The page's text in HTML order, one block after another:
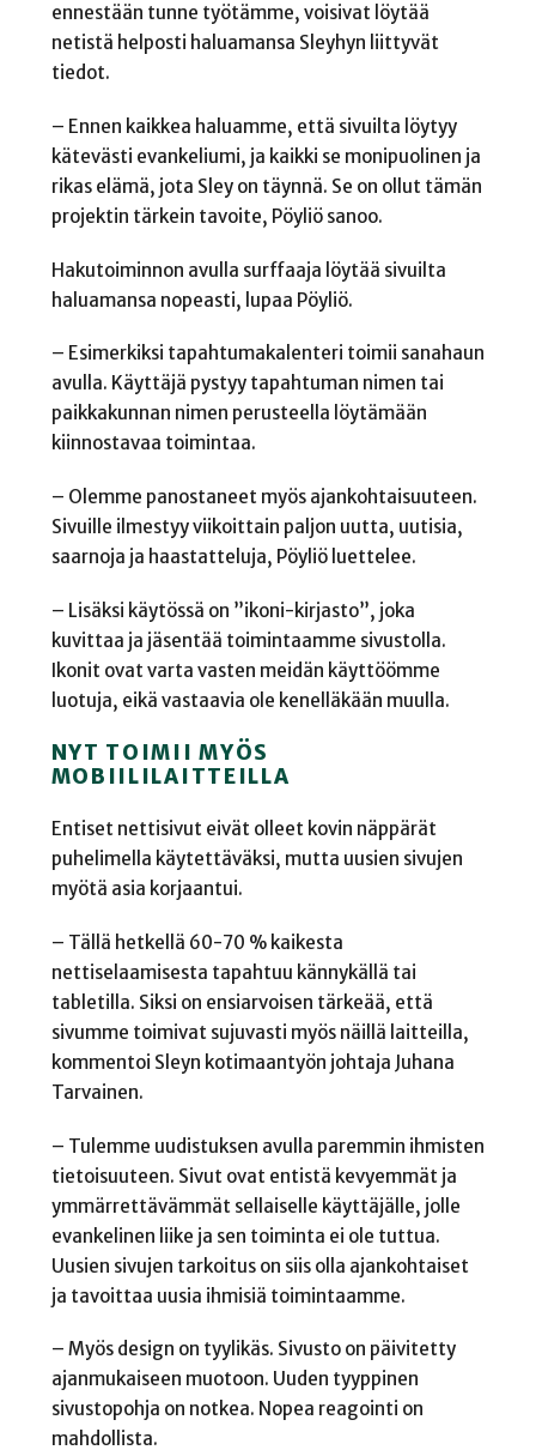
ennestään tunne työtämme, voisivat löytää
netistä helposti haluamansa Sleyhyn liittyvät
tiedot.
– Ennen kaikkea haluamme, että sivuilta löytyy
kätevästi evankeliumi, ja kaikki se monipuolinen ja
rikas elämä, jota Sley on täynnä. Se on ollut tämän
projektin tärkein tavoite, Pöyliö sanoo.
Hakutoiminnon avulla surffaaja löytää sivuilta
haluamansa nopeasti, lupaa Pöyliö.
– Esimerkiksi tapahtumakalenteri toimii sanahaun
avulla. Käyttäjä pystyy tapahtuman nimen tai
paikkakunnan nimen perusteella löytämään
kiinnostavaa toimintaa.
– Olemme panostaneet myös ajankohtaisuuteen.
Sivuille ilmestyy viikoittain paljon uutta, uutisia,
saarnoja ja haastatteluja, Pöyliö luettelee.
– Lisäksi käytössä on ”ikoni-kirjasto”, joka
kuvittaa ja jäsentää toimintaamme sivustolla.
Ikonit ovat varta vasten meidän käyttöömme
luotuja, eikä vastaavia ole kenelläkään muulla.
NYT TOIMII MYÖS
MOBIILILAITTEILLA
Entiset nettisivut eivät olleet kovin näppärät
puhelimella käytettäväksi, mutta uusien sivujen
myötä asia korjaantui.
– Tällä hetkellä 60-70 % kaikesta
nettiselaamisesta tapahtuu kännykällä tai
tabletilla. Siksi on ensiarvoisen tärkeää, että
sivumme toimivat sujuvasti myös näillä laitteilla,
kommentoi Sleyn kotimaantyön johtaja Juhana
Tarvainen.
– Tulemme uudistuksen avulla paremmin ihmisten
tietoisuuteen. Sivut ovat entistä kevyemmät ja
ymmärrettävämmät sellaiselle käyttäjälle, jolle
evankelinen liike ja sen toiminta ei ole tuttua.
Uusien sivujen tarkoitus on siis olla ajankohtaiset
ja tavoittaa uusia ihmisiä toimintaamme.
– Myös design on tyylikäs. Sivusto on päivitetty
ajanmukaiseen muotoon. Uuden tyyppinen
sivustopohja on notkea. Nopea reagointi on
mahdollista.